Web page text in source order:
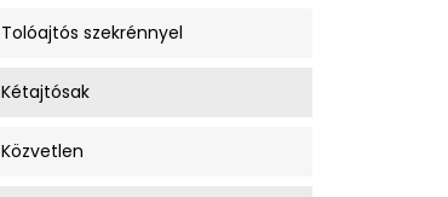
Tolóajtós szekrénnyel
Kétajtósak
Közvetlen